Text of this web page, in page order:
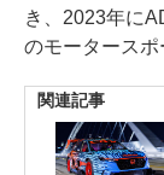
き、2023年に
のモータースポ
関連記事